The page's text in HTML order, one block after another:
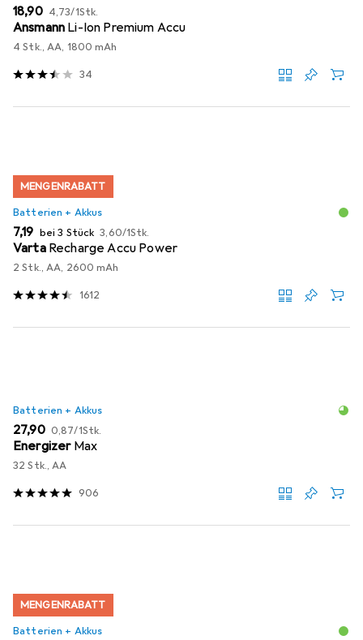
EUR
18,90 EUR
4,73/1Stk.
Ansmann Li-Ion Premium Accu
4 Stk., AA, 1800 mAh
34
MENGENRABATT
Batterien + Akkus
EUR
7,19 bei 3 Stück EUR
3,60/1Stk.
Varta Recharge Accu Power
2 Stk., AA, 2600 mAh
1612
Batterien + Akkus
EUR
27,90 EUR
0,87/1Stk.
Energizer Max
32 Stk., AA
906
MENGENRABATT
Batterien + Akkus